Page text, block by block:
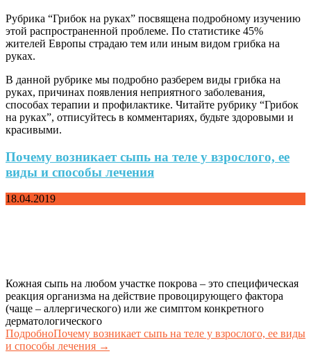
Рубрика “Грибок на руках” посвящена подробному изучению
этой распространенной проблеме. По статистике 45%
жителей Европы страдаю тем или иным видом грибка на
руках.
В данной рубрике мы подробно разберем виды грибка на
руках, причинах появления неприятного заболевания,
способах терапии и профилактике. Читайте рубрику “Грибок
на руках”, отписуйтесь в комментариях, будьте здоровыми и
красивыми.
Почему возникает сыпь на теле у взрослого, ее
виды и способы лечения
18.04.2019
Кожная сыпь на любом участке покрова – это специфическая
реакция организма на действие провоцирующего фактора
(чаще – аллергического) или же симптом конкретного
дерматологического
ПодробноПочему возникает сыпь на теле у взрослого, ее виды
и способы лечения →